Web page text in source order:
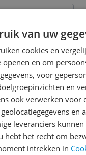
van uw
cookies en
en om
voor
en
ook verwerken
en
leveranciers
hebt het recht om
intrekken in